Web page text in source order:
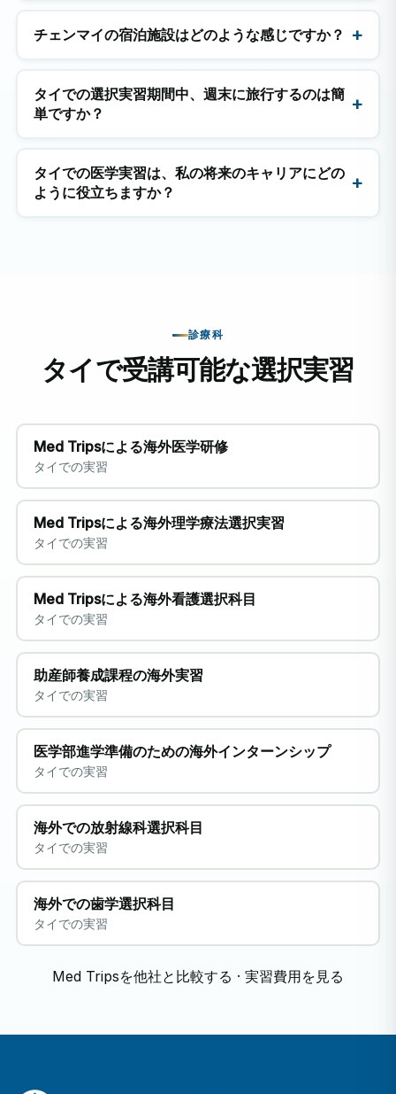
チェンマイの宿泊施設はどのような感じですか？
タイでの選択実習期間中、週末に旅行するのは簡
単ですか？
タイでの医学実習は、私の将来のキャリアにどの
ように役立ちますか？
診療科
タイで受講可能な選択実習
Med Tripsによる海外医学研修
タイでの実習
Med Tripsによる海外理学療法選択実習
タイでの実習
Med Tripsによる海外看護選択科目
タイでの実習
助産師養成課程の海外実習
タイでの実習
医学部進学準備のための海外インターンシップ
タイでの実習
海外での放射線科選択科目
タイでの実習
海外での歯学選択科目
タイでの実習
Med Tripsを他社と比較する · 実習費用を見る